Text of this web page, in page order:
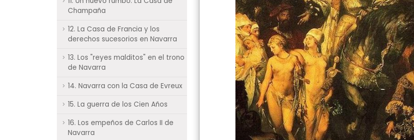
Champaña
12. La Casa de Francia y los
derechos sucesorios en Navarra
13. Los "reyes malditos" en el trono
de Navarra
14. Navarra con la Casa de Evreux
15. La guerra de los Cien Años
16. Los empeños de Carlos II de
Navarra